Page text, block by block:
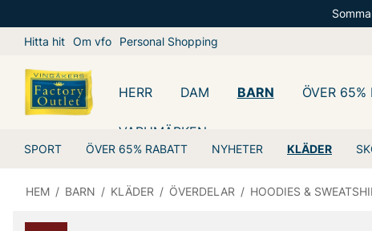
Hitta hit Om vfo Personal Shopping
HERR DAM BARN
SPORT ÖVER 65% RABATT NYHETER KLÄDER
ÖVER 65%
VARUMÄRKEN
HEM / BARN / KLÄDER / ÖVERDELAR / HOODIES &